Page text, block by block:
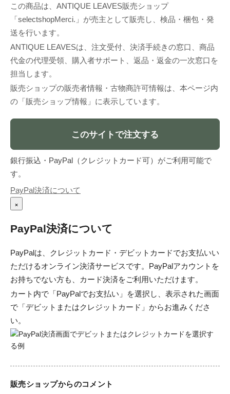
この商品は、ANTIQUE LEAVES販売ショップ
「selectshopMerci.」が売主として販売し、検品・梱包・発
送を行います。
ANTIQUE LEAVESは、注文受付、決済手続きの窓口、商品
代金の代理受領、購入者サポート、返品・返金の一次窓口を
担当します。
販売ショップの販売者情報・古物商許可情報は、本ページ内
の「販売ショップ情報」に表示しています。
このサイトで注文する
銀行振込・PayPal（クレジットカード可）がご利用可能で
す。
PayPal決済について
×
PayPal決済について
PayPalは、クレジットカード・デビットカードでお支払いい
ただけるオンライン決済サービスです。PayPalアカウントを
お持ちでない方も、カード決済をご利用いただけます。
カート内で「PayPalでお支払い」を選択し、表示された画面
で「デビットまたはクレジットカード」からお進みくださ
い。
販売ショップからのコメント